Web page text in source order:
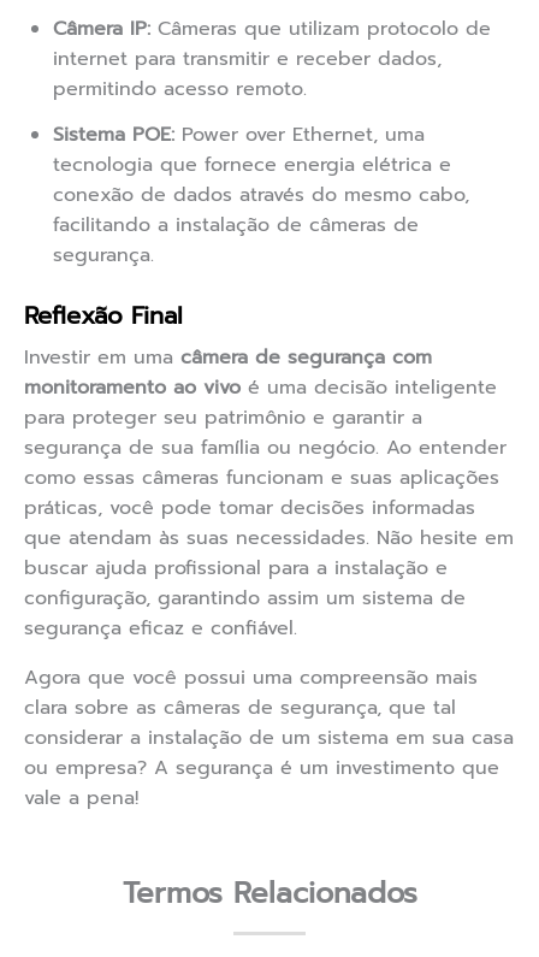
Câmera IP: Câmeras que utilizam protocolo de
internet para transmitir e receber dados,
permitindo acesso remoto.
Sistema POE: Power over Ethernet, uma
tecnologia que fornece energia elétrica e
conexão de dados através do mesmo cabo,
facilitando a instalação de câmeras de
segurança.
Reflexão Final
Investir em uma câmera de segurança com
monitoramento ao vivo é uma decisão inteligente
para proteger seu patrimônio e garantir a
segurança de sua família ou negócio. Ao entender
como essas câmeras funcionam e suas aplicações
práticas, você pode tomar decisões informadas
que atendam às suas necessidades. Não hesite em
buscar ajuda profissional para a instalação e
configuração, garantindo assim um sistema de
segurança eficaz e confiável.
Agora que você possui uma compreensão mais
clara sobre as câmeras de segurança, que tal
considerar a instalação de um sistema em sua casa
ou empresa? A segurança é um investimento que
vale a pena!
Termos Relacionados